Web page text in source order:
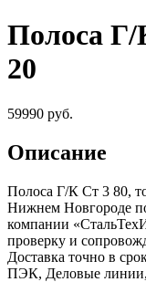
Полоса
20
59990 руб.
Описание
Полоса Г/К Ст 3 80,
Нижнем Новгороде
компании
проверку и
Доставка точно в
ПЭК, Деловые